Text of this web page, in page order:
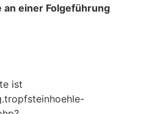
einer Folgeführung
ist